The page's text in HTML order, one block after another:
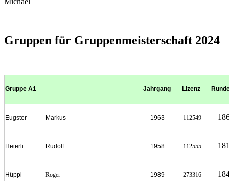
Gruppen für Gruppenmeisterschaft 2024
Gruppe A1 Jahrgang Lizenz
Eugster Markus 1963 112549
Heierli Rudolf 1958 112555
Hüppi Roger 1989 273316